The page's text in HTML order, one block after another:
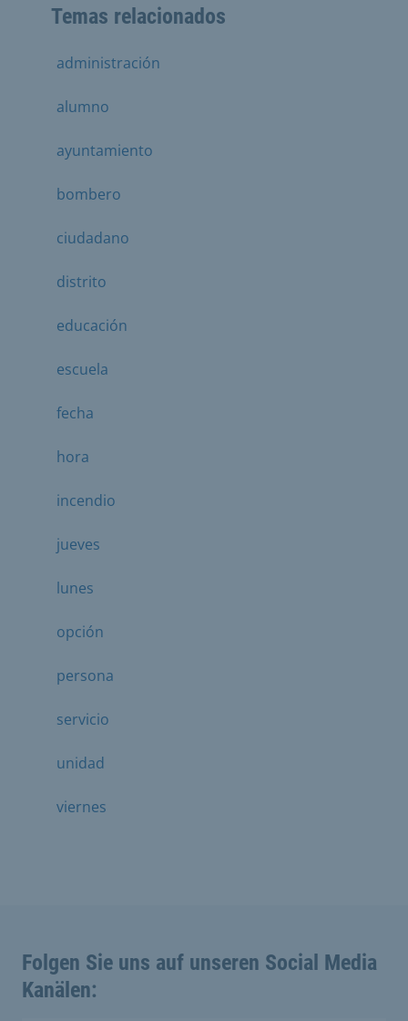
Temas relacionados
administración
alumno
ayuntamiento
bombero
ciudadano
distrito
educación
escuela
fecha
hora
incendio
jueves
lunes
opción
persona
servicio
unidad
viernes
Folgen Sie uns auf unseren Social Media
Kanälen: